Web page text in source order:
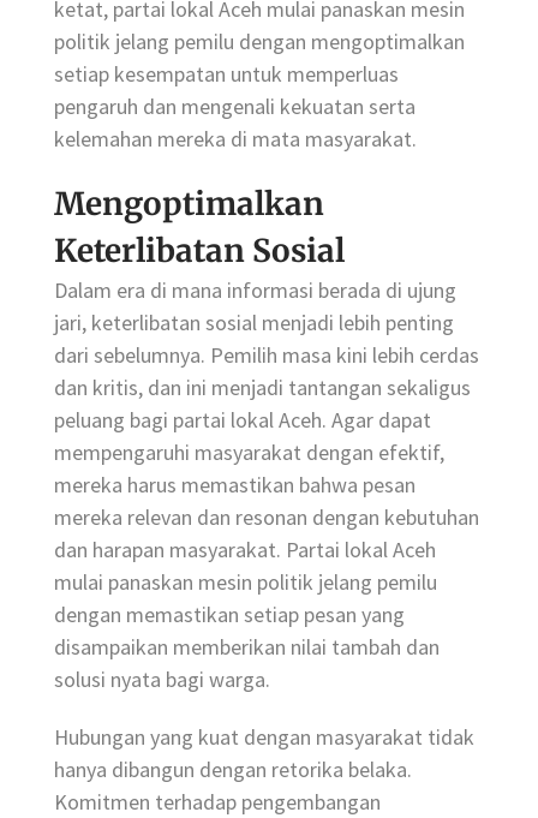
ketat, partai lokal Aceh mulai panaskan mesin
politik jelang pemilu dengan mengoptimalkan
setiap kesempatan untuk memperluas
pengaruh dan mengenali kekuatan serta
kelemahan mereka di mata masyarakat.
Mengoptimalkan
Keterlibatan Sosial
Dalam era di mana informasi berada di ujung
jari, keterlibatan sosial menjadi lebih penting
dari sebelumnya. Pemilih masa kini lebih cerdas
dan kritis, dan ini menjadi tantangan sekaligus
peluang bagi partai lokal Aceh. Agar dapat
mempengaruhi masyarakat dengan efektif,
mereka harus memastikan bahwa pesan
mereka relevan dan resonan dengan kebutuhan
dan harapan masyarakat. Partai lokal Aceh
mulai panaskan mesin politik jelang pemilu
dengan memastikan setiap pesan yang
disampaikan memberikan nilai tambah dan
solusi nyata bagi warga.
Hubungan yang kuat dengan masyarakat tidak
hanya dibangun dengan retorika belaka.
Komitmen terhadap pengembangan